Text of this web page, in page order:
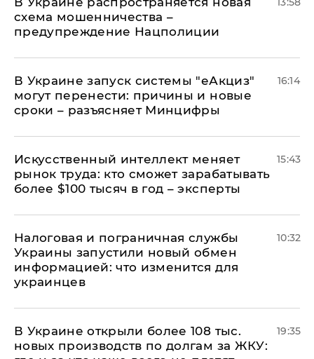
схема мошенничества –
предупреждение Нацполиции
В Украине запуск системы "еАкциз"
могут перенести: причины и новые
сроки – разъясняет Минцифры
16:14
Искусственный интеллект меняет
рынок труда: кто сможет зарабатывать
более $100 тысяч в год – эксперты
15:43
Налоговая и пограничная службы
Украины запустили новый обмен
информацией: что изменится для
украинцев
10:32
В Украине открыли более 108 тыс.
новых производств по долгам за ЖКУ:
19:35